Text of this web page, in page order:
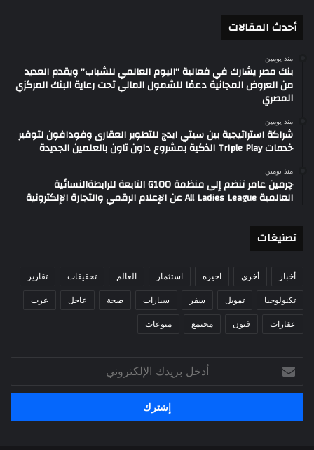
أحدث المقالات
منذ يومين
بنك مصر يشارك في فعالية “اليوم العالمي للشباب” ويقدم العديد
من العروض المجانية دعمًا للشمول المالي تحت رعاية البنك المركزي
المصري
منذ يومين
شراكة استراتيجية بين سيتي ايدج للتطوير العقارى وفودافون لتوفير
خدمات Triple Play الذكية بمشروع داون تاون بالعلمين الجديدة
منذ يومين
چرمين عامر تنضم إلى منظمة G100 التابعة للرابطةالنسائية
العالمية All Ladies League عن الإعلام الرقمي والتجارة الإلكترونية
تصنيغات
أخبار أخري اخيره استثمار العالم تحقيقات تقارير
تكنولوجيا تمويل سفر سيارات صحة عاجل عرب
عقارات فنون مجتمع منوعات
بريدك
الإلكتروني